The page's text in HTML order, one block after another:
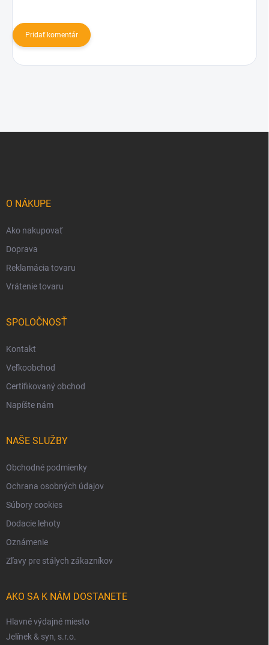
Pridať komentár
O NÁKUPE
Ako nakupovať
Doprava
Reklamácia tovaru
Vrátenie tovaru
SPOLOČNOSŤ
Kontakt
Veľkoobchod
Certifikovaný obchod
Napíšte nám
NAŠE SLUŽBY
Obchodné podmienky
Ochrana osobných údajov
Súbory cookies
Dodacie lehoty
Oznámenie
Zľavy pre stálych zákazníkov
AKO SA K NÁM DOSTANETE
Hlavné výdajné miesto
Jelínek & syn, s.r.o.